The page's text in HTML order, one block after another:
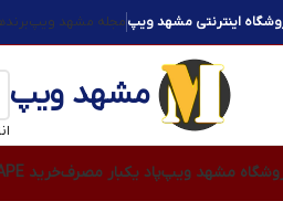
اینترنتی مشهد ویپمجله مشهد ویپ
مشهد ویپ
مشهد ویپپاد یکبار مصرفخرید VAPE